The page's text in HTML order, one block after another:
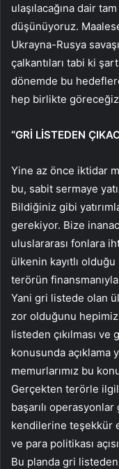
ulaşılacağına dair
düşünüyoruz.
Ukrayna-Rusya
çalkantıları tabi ki
dönemde bu
hep birlikte
“GRİ LİSTEDEN
Yine az önce iktidar
bu, sabit sermaye
Bildiğiniz gibi
gerekiyor. Bize
uluslararası fonlara
ülkenin kayıtlı
terörün
Yani gri listede olan
zor olduğunu hepimiz
listeden çıkılması ve
konusunda açıklama
memurlarımız bu
Gerçekten terörle
başarılı
kendilerine teşekkür
ve para politikası
Bu planda gri